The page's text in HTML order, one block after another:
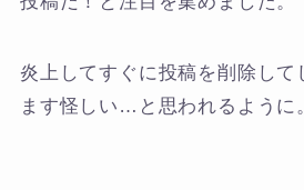
炎上してすぐに投稿を削除して
ます怪しい…と思われるように